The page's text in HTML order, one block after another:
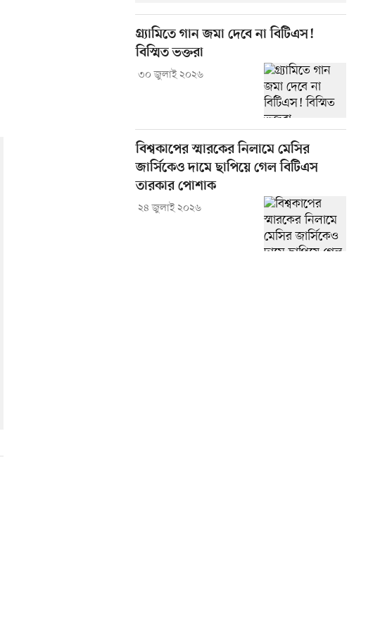
গ্র্যামিতে গান জমা দেবে না বিটিএস!
বিস্মিত ভক্তরা
৩০ জুলাই ২০২৬
বিশ্বকাপের স্মারকের নিলামে মেসির
জার্সিকেও দামে ছাপিয়ে গেল বিটিএস
তারকার পোশাক
২৪ জুলাই ২০২৬